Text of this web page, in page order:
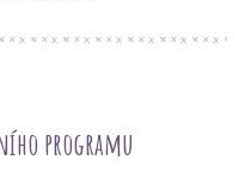
programu